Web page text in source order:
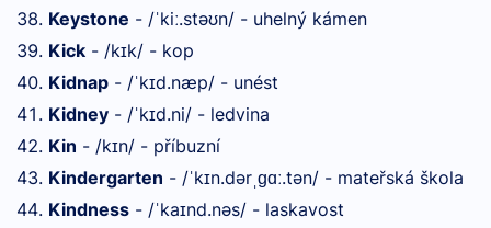
Keystone - /ˈkiː.stəʊn/ - uhelný kámen
Kick - /kɪk/ - kop
Kidnap - /ˈkɪd.næp/ - unést
Kidney - /ˈkɪd.ni/ - ledvina
Kin - /kɪn/ - příbuzní
Kindergarten - /ˈkɪn.dər ˌɡɑː.tən/ - mateřská škola
Kindness - /ˈkaɪnd.nəs/ - laskavost